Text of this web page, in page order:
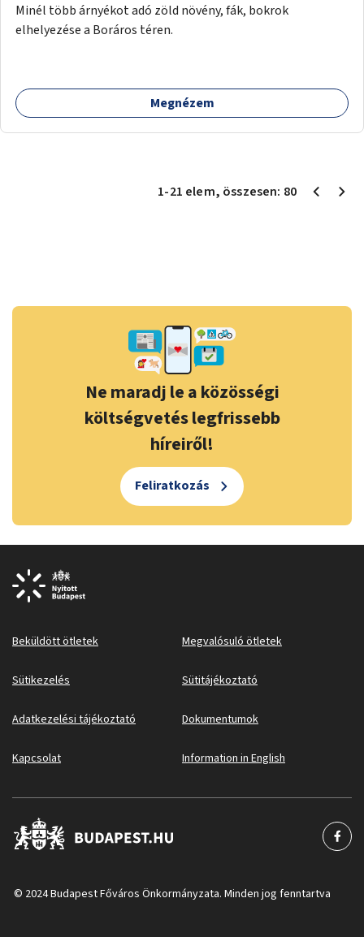
Minél több árnyékot adó zöld növény, fák, bokrok
elhelyezése a Boráros téren.
Megnézem
1-21 elem, összesen: 80
Ne maradj le a közösségi
költségvetés legfrissebb
híreiről!
Feliratkozás
Beküldött ötletek Megvalósuló ötletek
Sütikezelés Sütitájékoztató
Adatkezelési tájékoztató Dokumentumok
Kapcsolat Information in English
© 2024 Budapest Főváros Önkormányzata. Minden jog fenntartva